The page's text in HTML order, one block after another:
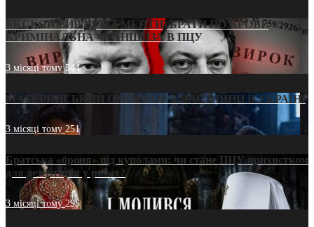
ЕКСКЛЮЗИВ (ДОКУМЕНТИ)/БРАТИ ПО КРОВІ:
КРИМІНАЛЬНА ФРАНШИЗА В ПЦУ
3 місяці тому544
МАТЕРИНСЬКИЙ ОМОРФОР В ЧАС ВІЙНИ В УКРАЇНІ
3 місяці тому251
Братська «броня» під куполами: чи стане ПЦУ прихистком
для дезертирів у рясах?
3 місяці тому295